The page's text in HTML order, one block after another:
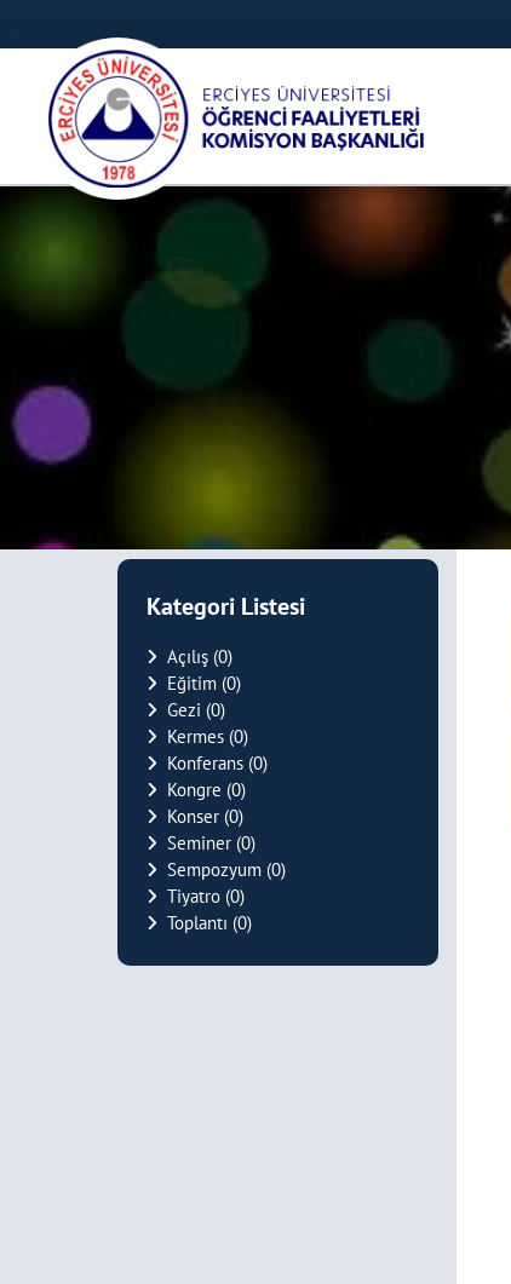
Kategori Listesi
Açılış (0)
Eğitim (0)
Gezi (0)
Kermes (0)
Konferans (0)
Kongre (0)
Konser (0)
Seminer (0)
Sempozyum (0)
Tiyatro (0)
Toplantı (0)